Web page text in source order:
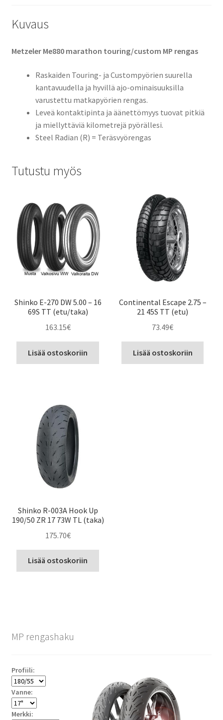
Kuvaus
Metzeler Me880 marathon touring/custom MP rengas
Raskaiden Touring- ja Custompyörien suurella
kantavuudella ja hyvillä ajo-ominaisuuksilla
varustettu matkapyörien rengas.
Leveä kontaktipinta ja äänettömyys tuovat pitkiä
ja miellyttäviä kilometrejä pyörällesi.
Steel Radian (R) = Teräsvyörengas
Tutustu myös
Shinko E-270 DW 5.00 – 16
69S TT (etu/taka)
163.15€
Lisää ostoskoriin
Continental Escape 2.75 –
21 45S TT (etu)
73.49€
Lisää ostoskoriin
Shinko R-003A Hook Up
190/50 ZR 17 73W TL (taka)
175.70€
Lisää ostoskoriin
MP rengashaku
Profiili:
Vanne:
Merkki: